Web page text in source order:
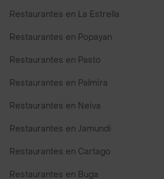
Restaurantes en La Estrella
Restaurantes en Popayan
Restaurantes en Pasto
Restaurantes en Palmira
Restaurantes en Neiva
Restaurantes en Jamundi
Restaurantes en Cartago
Restaurantes en Buga